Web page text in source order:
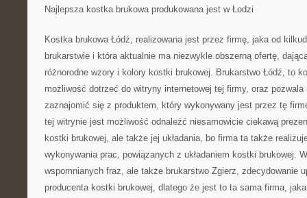
Najlepsza kostka brukowa produkowana jest w Łodzi
Kostka brukowa Łódź, realizowana jest przez firmę, jaka od
brukarstwie i która aktualnie ma niezwykle obszerną ofertę,
różnorodne wzory i kolory kostki brukowej. Brukarstwo Łódź, to
możliwość dotrzeć do witryny internetowej tej firmy, oraz pozwala
zaznajomić się z produktem, który wykonywany jest przez tę
tej witrynie jest możliwość odnaleźć niesamowicie ciekawą
kostki brukowej, ale także jej układania, bo firma ta także
wykonywania prac, powiązanych z układaniem kostki brukowej.
wspomnianych fraz, ale także brukarstwo Zgierz, zdecydowanie
producenta kostki brukowej, dlatego że jest to ta sama firma,